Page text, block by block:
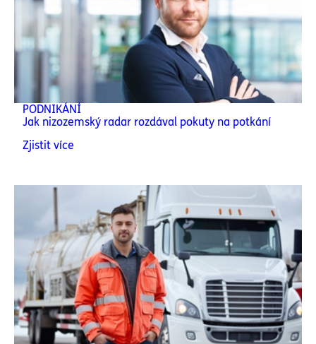
PODNIKÁNÍ
Jak nizozemský radar rozdával pokuty na potkání
Zjistit více